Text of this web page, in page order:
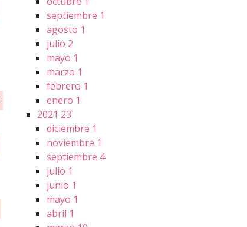
septiembre 1
agosto 1
julio 2
mayo 1
marzo 1
febrero 1
enero 1
2021 23
diciembre 1
noviembre 1
septiembre 4
julio 1
junio 1
mayo 1
abril 1